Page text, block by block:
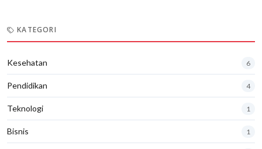
KATEGORI
Kesehatan 6
Pendidikan 4
Teknologi 1
Bisnis 1